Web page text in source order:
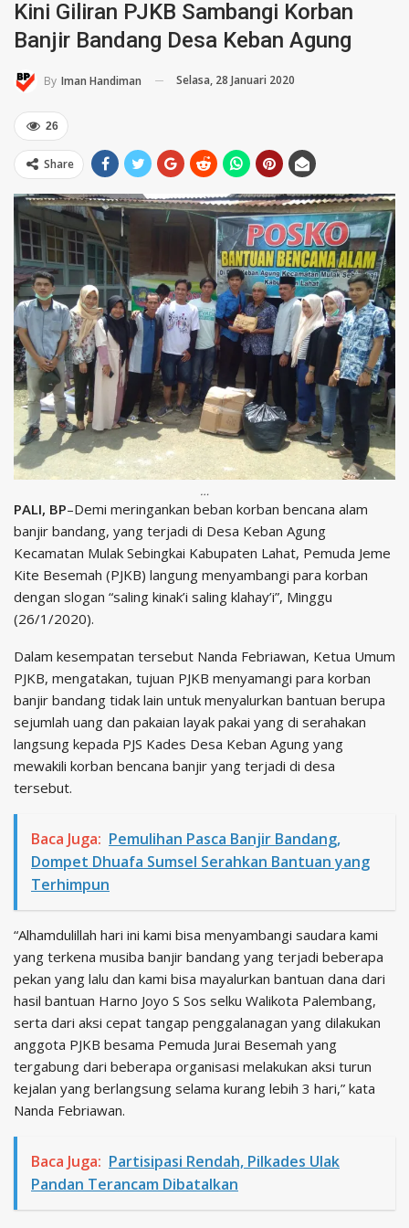
Kini Giliran PJKB Sambangi Korban
Banjir Bandang Desa Keban Agung
By Iman Handiman Selasa, 28 Januari 2020
26
Share
…
PALI, BP–Demi meringankan beban korban bencana alam
banjir bandang, yang terjadi di Desa Keban Agung
Kecamatan Mulak Sebingkai Kabupaten Lahat, Pemuda Jeme
Kite Besemah (PJKB) langung menyambangi para korban
dengan slogan “saling kinak’i saling klahay’i”, Minggu
(26/1/2020).
Dalam kesempatan tersebut Nanda Febriawan, Ketua Umum
PJKB, mengatakan, tujuan PJKB menyamangi para korban
banjir bandang tidak lain untuk menyalurkan bantuan berupa
sejumlah uang dan pakaian layak pakai yang di serahakan
langsung kepada PJS Kades Desa Keban Agung yang
mewakili korban bencana banjir yang terjadi di desa
tersebut.
Baca Juga: Pemulihan Pasca Banjir Bandang,
Dompet Dhuafa Sumsel Serahkan Bantuan yang
Terhimpun
“Alhamdulillah hari ini kami bisa menyambangi saudara kami
yang terkena musiba banjir bandang yang terjadi beberapa
pekan yang lalu dan kami bisa mayalurkan bantuan dana dari
hasil bantuan Harno Joyo S Sos selku Walikota Palembang,
serta dari aksi cepat tangap penggalanagan yang dilakukan
anggota PJKB besama Pemuda Jurai Besemah yang
tergabung dari beberapa organisasi melakukan aksi turun
kejalan yang berlangsung selama kurang lebih 3 hari,” kata
Nanda Febriawan.
Baca Juga: Partisipasi Rendah, Pilkades Ulak
Pandan Terancam Dibatalkan